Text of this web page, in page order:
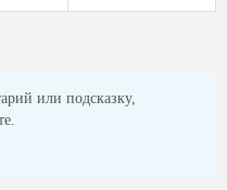
или подсказку,